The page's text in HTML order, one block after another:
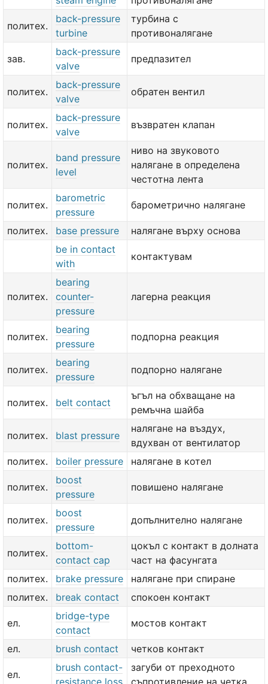
политех.
back-pressure
turbine
турбина с
противоналягане
зав.
back-pressure
valve
предпазител
политех.
back-pressure
valve
обратен вентил
политех.
back-pressure
valve
възвратен клапан
политех.
band pressure
level
ниво на звуковото
налягане в определена
честотна лента
политех.
barometric
pressure
барометрично налягане
политех. base pressure
налягане върху основа
be in contact
with
контактувам
политех.
bearing
counter-
pressure
лагерна реакция
политех.
bearing
pressure
подпорна реакция
политех.
bearing
pressure
подпорно налягане
политех. belt contact
ъгъл на обхващане на
ремъчна шайба
политех. blast pressure
налягане на въздух,
вдухван от вентилатор
политех.
boiler pressure налягане в котел
политех.
boost
pressure
повишено налягане
политех.
boost
pressure
допълнително налягане
политех.
bottom-
contact cap
цокъл с контакт в долната
част на фасунгата
политех.
brake pressure
налягане при спиране
политех.
break contact спокоен контакт
ел.
bridge-type
contact
мостов контакт
ел. brush contact четков контакт
ел.
brush contact-
resistance loss
загуби от преходното
съпротивление на четка